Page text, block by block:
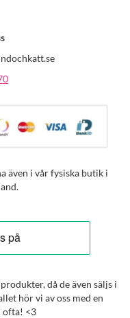
även i vår fysiska butik i
då de även säljs i
hör vi av oss med en
ofta! <3